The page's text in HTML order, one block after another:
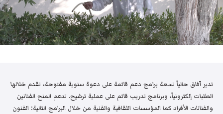
تدير آفاق حالياً تسعة برامج دعم قائمة على دعوة سنوية مفتوحة، تقدم خلالها
الطلبات إلكترونياً، وبرنامج تدريب قائم على عملية ترشيح. تدعم المنح الفنانين
والفنانات الأفراد كما المؤسسات الثقافية والفنية من خلال البرامج التالية: الفنون